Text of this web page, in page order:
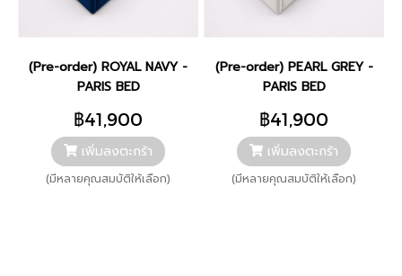
(Pre-order) ROYAL NAVY -
PARIS BED
฿41,900
เพิ่มลงตะกร้า
(มีหลายคุณสมบัติให้เลือก)
(Pre-order) PEARL GREY -
PARIS BED
฿41,900
เพิ่มลงตะกร้า
(มีหลายคุณสมบัติให้เลือก)